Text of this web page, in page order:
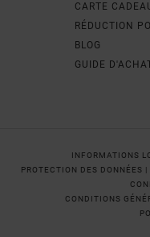
CARTE
RÉDUCTION
BLOG
GUIDE
INFORMATIONS
PROTECTION DES DONNÉES |
CONDITIONS